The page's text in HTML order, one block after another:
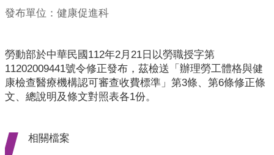
人
員
區
專
發布單位：健康促進科
勞動部於中華民國112年2月21日以勞職授字第
11202009441號令修正發布，茲檢送「辦理勞工體格與健
康檢查醫療機構認可審查收費標準」第3條、第6條修正條
文、總說明及條文對照表各1份。
相關檔案